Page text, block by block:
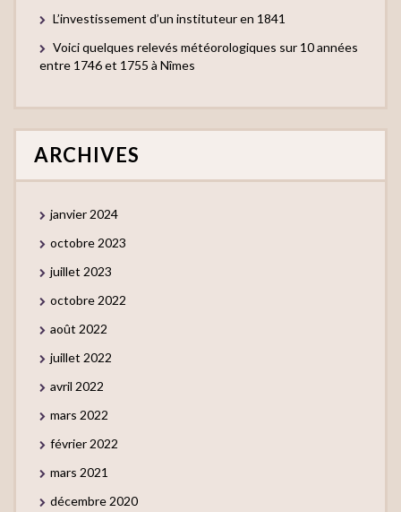
L’investissement d’un instituteur en 1841
Voici quelques relevés météorologiques sur 10 années
entre 1746 et 1755 à Nîmes
ARCHIVES
janvier 2024
octobre 2023
juillet 2023
octobre 2022
août 2022
juillet 2022
avril 2022
mars 2022
février 2022
mars 2021
décembre 2020